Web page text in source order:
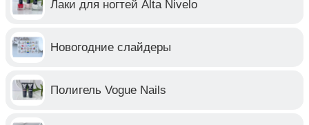
Лаки для ногтей Alta Nivelo
Новогодние слайдеры
Полигель Vogue Nails